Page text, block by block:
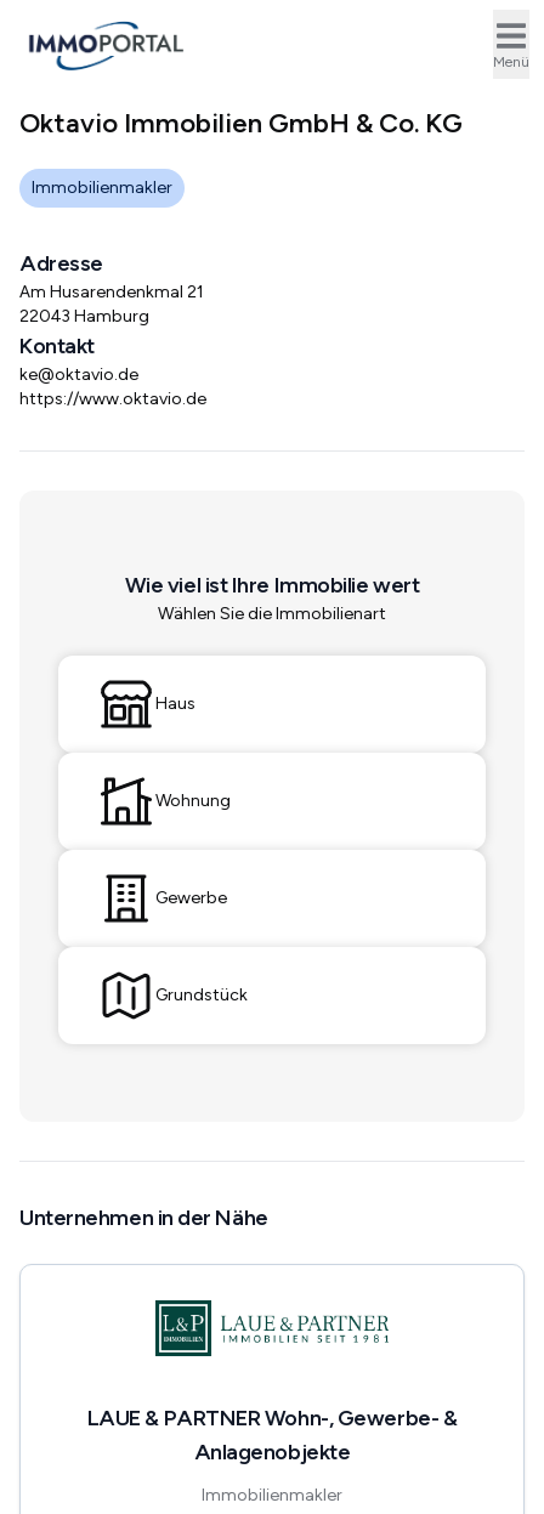
Menü
Oktavio Immobilien GmbH & Co. KG
Immobilienmakler
Adresse
Am Husarendenkmal 21
22043 Hamburg
Kontakt
ke@oktavio.de
https://www.oktavio.de
Wie viel ist Ihre Immobilie wert
Wählen Sie die Immobilienart
Haus
Wohnung
Gewerbe
Grundstück
Unternehmen in der Nähe
LAUE & PARTNER Wohn-, Gewerbe- &
Anlagenobjekte
Immobilienmakler